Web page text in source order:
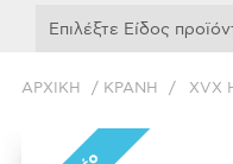
ΑΡΧΙΚΉ / ΚΡΑΝΗ / XVX